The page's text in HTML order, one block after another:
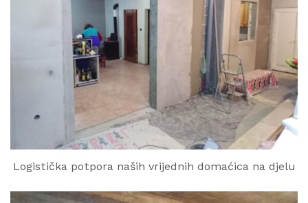
Logistička potpora naših vrijednih domaćica na djelu